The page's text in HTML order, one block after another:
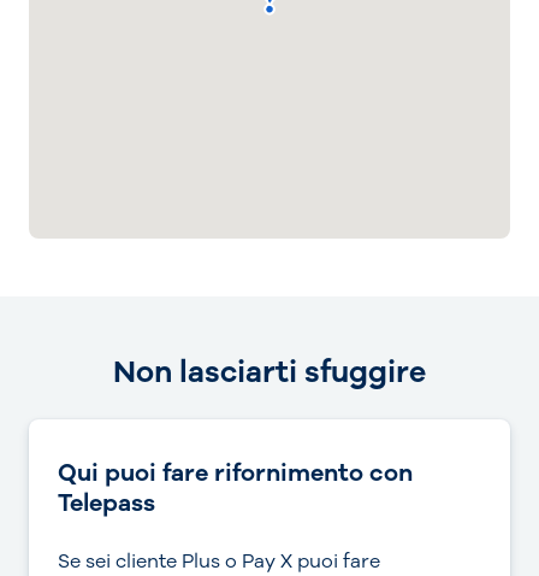
Non lasciarti sfuggire
Qui puoi fare rifornimento con
Telepass
Se sei cliente Plus o Pay X puoi fare